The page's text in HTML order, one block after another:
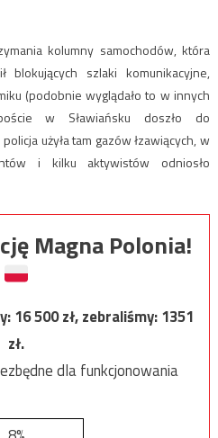
kolumny samochodów, która
blokujących szlaki komunikacyjne,
(podobnie wyglądało to w innych
w Sławiańsku doszło do
użyła tam gazów łzawiących, w
i kilku aktywistów odniosło
Magna Polonia!
16 500zł, zebraliśmy:1351
zł.
dla funkcjonowania